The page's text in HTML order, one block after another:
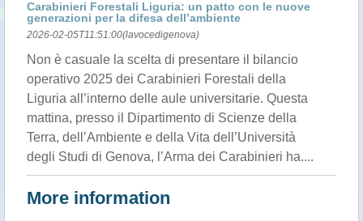
Carabinieri Forestali Liguria: un patto con le nuove
generazioni per la difesa dell’ambiente
2026-02-05T11:51:00(lavocedigenova)
Non è casuale la scelta di presentare il bilancio
operativo 2025 dei Carabinieri Forestali della
Liguria all’interno delle aule universitarie. Questa
mattina, presso il Dipartimento di Scienze della
Terra, dell’Ambiente e della Vita dell’Università
degli Studi di Genova, l’Arma dei Carabinieri ha....
More information